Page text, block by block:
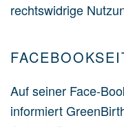
rechtswidrige
Auf seiner Face-
informiert